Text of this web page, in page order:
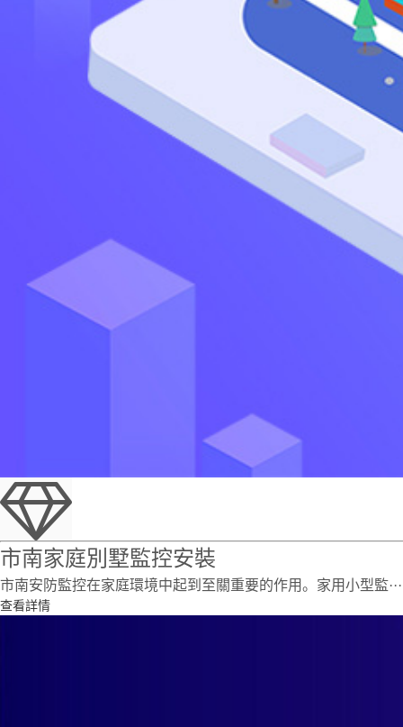
市南家庭別墅監控安裝
市南安防監控在家庭環境中起到至關重要的作用。家用小型監···
查看詳情